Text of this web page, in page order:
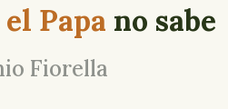
el Papa no sabe
Fiorella